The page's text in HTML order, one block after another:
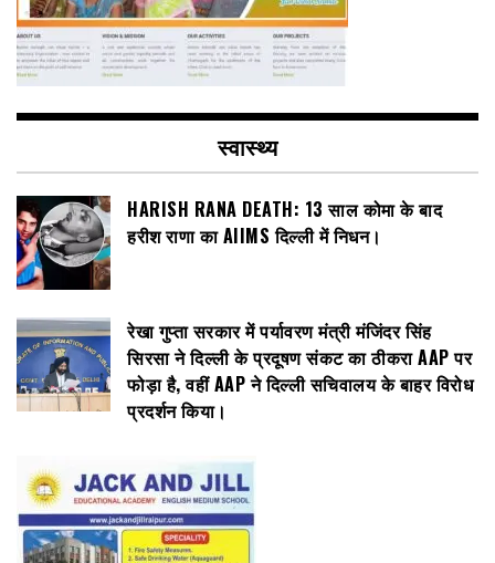
स्वास्थ्य
HARISH RANA DEATH: 13 साल कोमा के बाद
हरीश राणा का AIIMS दिल्ली में निधन।
रेखा गुप्ता सरकार में पर्यावरण मंत्री मंजिंदर सिंह
सिरसा ने दिल्ली के प्रदूषण संकट का ठीकरा AAP पर
फोड़ा है, वहीं AAP ने दिल्ली सचिवालय के बाहर विरोध
प्रदर्शन किया।